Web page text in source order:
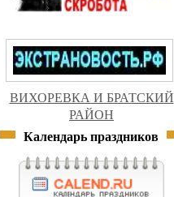
ВИХОРЕВКА И БРАТСКИЙ
РАЙОН
Календарь праздников